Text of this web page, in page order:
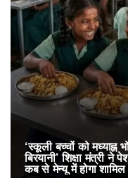
‘स्कूली बच्चों को मध्याह्न
बिरयानी’ शिक्षा मंत्री ने
कब से मेन्यू में होगा शामिल